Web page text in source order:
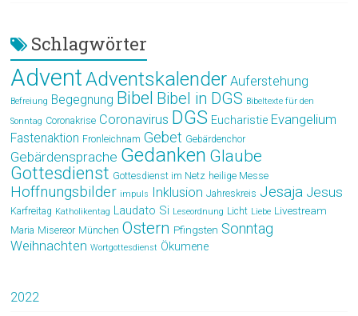
Schlagwörter
AdventAdventskalender Auferstehung
Befreiung Begegnung Bibel Bibel in DGS Bibeltexte für den
Sonntag Coronakrise Coronavirus DGS Eucharistie Evangelium
Fastenaktion Fronleichnam Gebet Gebärdenchor
Gebärdensprache Gedanken Glaube
Gottesdienst Gottesdienst im Netz heilige Messe
Hoffnungsbilder impuls Inklusion Jahreskreis Jesaja Jesus
Karfreitag Katholikentag Laudato Si Leseordnung Licht Liebe Livestream
Maria Misereor München Ostern Pfingsten Sonntag
Weihnachten Wortgottesdienst Ökumene
2022